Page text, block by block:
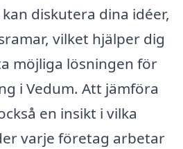
diskutera dina idéer,
vilket hjälper dig
möjliga lösningen för
i Vedum. Att jämföra
en insikt i vilka
varje företag arbetar